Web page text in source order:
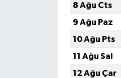
8 Ağu Cts
9 Ağu Paz
10 Ağu Pts
11 Ağu Sal
12 Ağu Çar